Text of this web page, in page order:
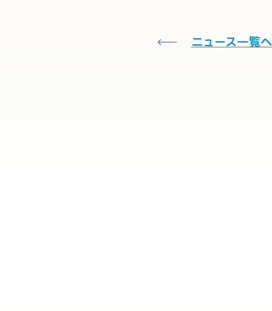
ニュース一覧へ